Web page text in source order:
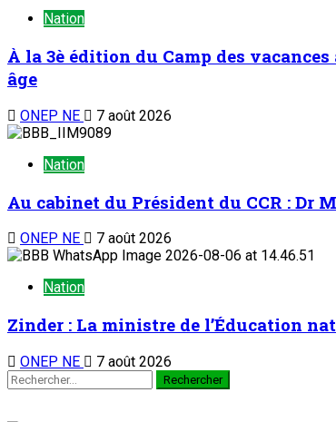
Nation
À la 3è édition du Camp des
âge
ONEP NE 7 août 2026
Nation
Au cabinet du Président du CCR : Dr
ONEP NE 7 août 2026
Nation
Zinder : La ministre de l’Éducation
ONEP NE 7 août 2026